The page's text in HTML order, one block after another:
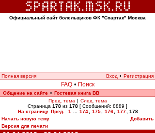
Официальный сайт болельщиков ФК "Спартак" Москва
Полная версия Вход • Регистрация
FAQ • Поиск
Общение на сайте » Гостевая книга ВВ
Пред. тема | След. тема
Страница 178 из 178 [ Сообщений: 8889 ]
На страницу Пред. 1 174 175 176 177
178
Начать новую тему
Добавить
Версия для печати